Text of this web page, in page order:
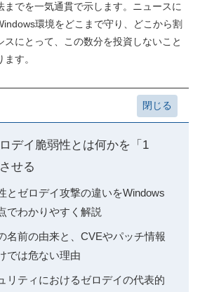
までを一気通貫で示します。ニュースに
環境をどこまで守り、どこから割
スにとって、この数分を投資しないこと
す。
デイ脆弱性とは何かを「1
せる
とゼロデイ攻撃の違いをWindows
でわかりやすく解説
名前の由来と、CVEやパッチ情報
では危ない理由
リティにおけるゼロデイの代表的